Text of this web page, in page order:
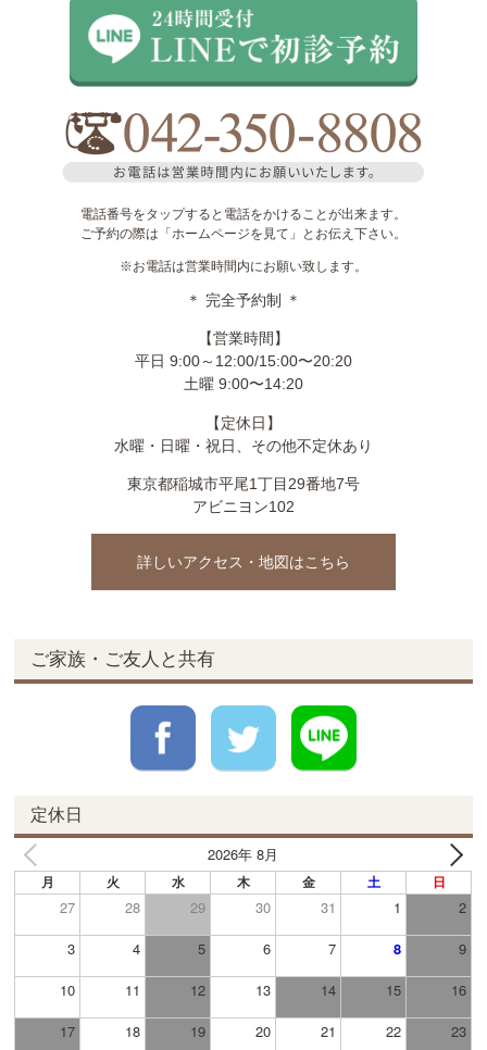
電話番号をタップすると電話をかけることが出来ます。
ご予約の際は「ホームページを見て」とお伝え下さい。
※お電話は営業時間内にお願い致します。
＊ 完全予約制 ＊
【営業時間】
平日 9:00～12:00/15:00〜20:20
土曜 9:00〜14:20
【定休日】
水曜・日曜・祝日、その他不定休あり
東京都稲城市平尾1丁目29番地7号
アビニヨン102
詳しいアクセス・地図はこちら
ご家族・ご友人と共有
定休日
2026年 8月
月 火 水 木 金 土 日
27 28 29 30 31 1
2
3
4 5 6 7 8
9
10
11 12 13 14 15
16
17
18 19 20 21 22
23